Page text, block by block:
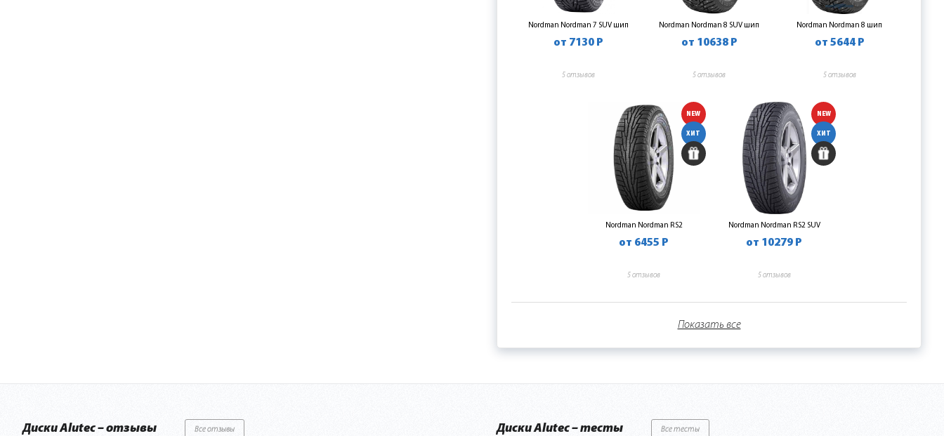
Nordman Nordman 7 SUV шип
от 7130 Р
5 отзывов
Nordman Nordman 8 SUV шип
от 10638 Р
5 отзывов
Nordman Nordman 8 шип
от 5644 Р
5 отзывов
NEW
ХИТ
Nordman Nordman RS2
от 6455 Р
5 отзывов
NEW
ХИТ
Nordman Nordman RS2 SUV
от 10279 Р
5 отзывов
Показать все
Диски Alutec – отзывы Все отзывы Диски Alutec – тесты Все тесты